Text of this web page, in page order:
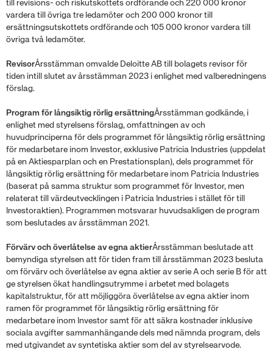
till revisions- och riskutskottets ordförande och 220 000 kronor
vardera till övriga tre ledamöter och 200 000 kronor till
ersättningsutskottets ordförande och 105 000 kronor vardera till
övriga två ledamöter.
RevisorÅrsstämman omvalde Deloitte AB till bolagets revisor för
tiden intill slutet av årsstämman 2023 i enlighet med valberedningens
förslag.
Program för långsiktig rörlig ersättningÅrsstämman godkände, i
enlighet med styrelsens förslag, omfattningen av och
huvudprinciperna för dels programmet för långsiktig rörlig ersättning
för medarbetare inom Investor, exklusive Patricia Industries (uppdelat
på en Aktiesparplan och en Prestationsplan), dels programmet för
långsiktig rörlig ersättning för medarbetare inom Patricia Industries
(baserat på samma struktur som programmet för Investor, men
relaterat till värdeutvecklingen i Patricia Industries i stället för till
Investoraktien). Programmen motsvarar huvudsakligen de program
som beslutades av årsstämman 2021.
Förvärv och överlåtelse av egna aktierÅrsstämman beslutade att
bemyndiga styrelsen att för tiden fram till årsstämman 2023 besluta
om förvärv och överlåtelse av egna aktier av serie A och serie B för att
ge styrelsen ökat handlingsutrymme i arbetet med bolagets
kapitalstruktur, för att möjliggöra överlåtelse av egna aktier inom
ramen för programmet för långsiktig rörlig ersättning för
medarbetare inom Investor samt för att säkra kostnader inklusive
sociala avgifter sammanhängande dels med nämnda program, dels
med utgivandet av syntetiska aktier som del av styrelsearvode.